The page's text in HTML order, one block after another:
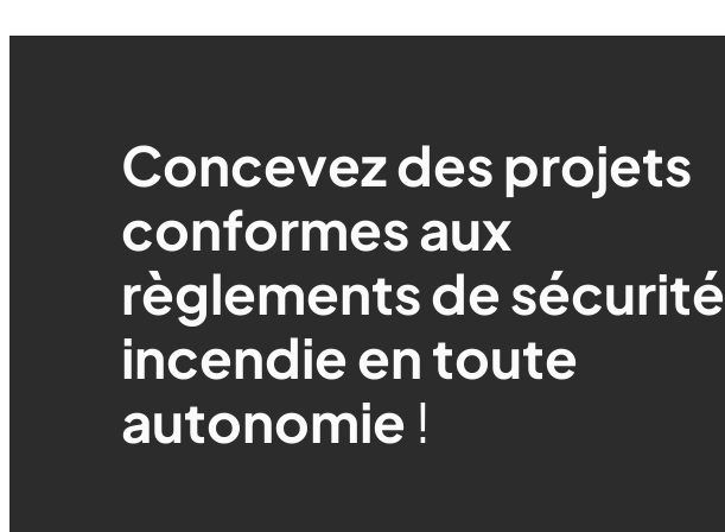
Concevez des projets
conformes aux
règlements de sécurité
incendie en toute
autonomie !